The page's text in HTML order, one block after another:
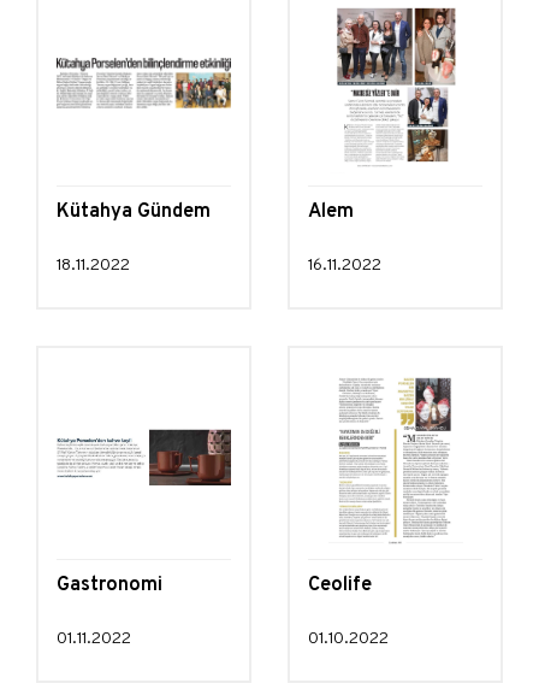
Kütahya Gündem
18.11.2022
Alem
16.11.2022
Gastronomi
01.11.2022
Ceolife
01.10.2022